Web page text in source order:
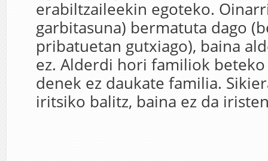
erabiltzaileekin egoteko.
garbitasuna) bermatuta dago
pribatuetan gutxiago), baina
ez. Alderdi hori familiok
denek ez daukate familia.
iritsiko balitz, baina ez da